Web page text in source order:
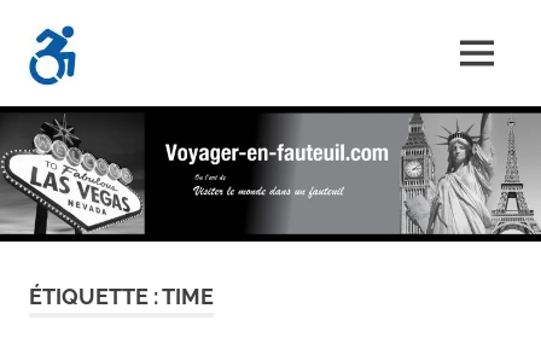
content
En-
Fauteuil.com
Aventures
d'un
handi-
voyageur
MENU
ÉTIQUETTE :TIME